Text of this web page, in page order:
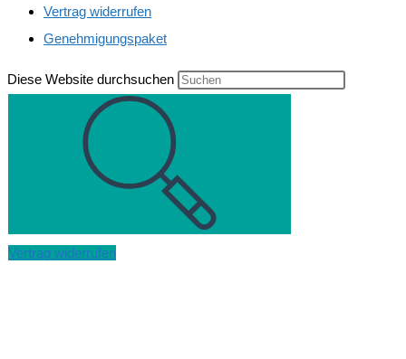
Vertrag widerrufen
Genehmigungspaket
Diese Website durchsuchen
Vertrag widerrufen